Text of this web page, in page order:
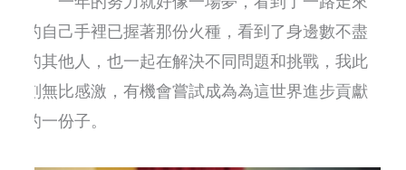
的自己手裡已握著那份火種，看到了身邊數不盡
的其他人，也一起在解決不同問題和挑戰，我此
刻無比感激，有機會嘗試成為為這世界進步貢獻
的一份子。